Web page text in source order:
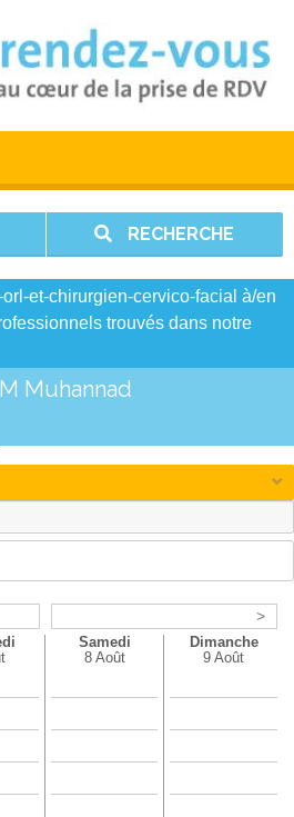
RECHERCHE
et-chirurgien-cervico-facial à/en
trouvés dans notre
Muhannad
>
Samedi
8 Août
Dimanche
9 Août